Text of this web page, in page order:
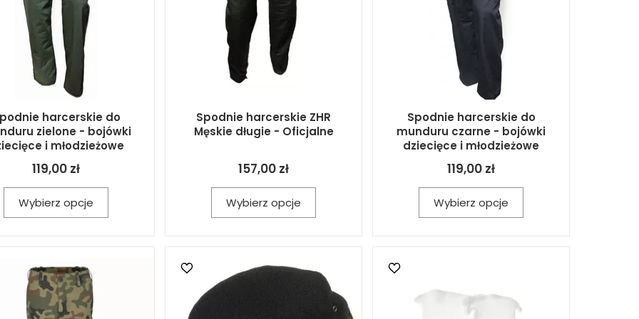
harcerskie do
zielone - bojówki
i młodzieżowe
119,00 zł
Wybierz opcje
Spodnie harcerskie ZHR
Męskie długie - Oficjalne
157,00 zł
Wybierz opcje
Spodnie harcerskie do
munduru czarne - bojówki
dziecięce i młodzieżowe
119,00 zł
Wybierz opcje